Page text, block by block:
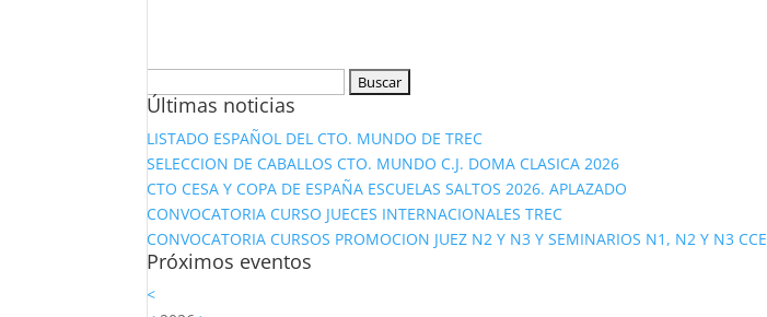
Últimas noticias
LISTADO ESPAÑOL DEL CTO. MUNDO DE TREC
SELECCION DE CABALLOS CTO. MUNDO C.J. DOMA CLASICA 2026
CTO CESA Y COPA DE ESPAÑA ESCUELAS SALTOS 2026. APLAZADO
CONVOCATORIA CURSO JUECES INTERNACIONALES TREC
CONVOCATORIA CURSOS PROMOCION JUEZ N2 Y N3 Y SEMINARIOS N1, N2 Y N3 CCE
Próximos eventos
<